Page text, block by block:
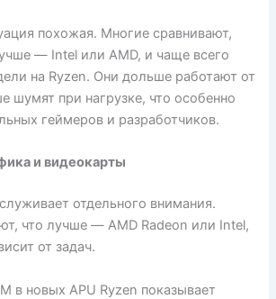
похожая. Многие сравнивают,
— Intel или AMD, и чаще всего
на Ryzen. Они дольше работают от
шумят при нагрузке, что особенно
геймеров и разработчиков.
и видеокарты
отдельного внимания.
что лучше — AMD Radeon или Intel,
от задач.
в новых APU Ryzen показывает